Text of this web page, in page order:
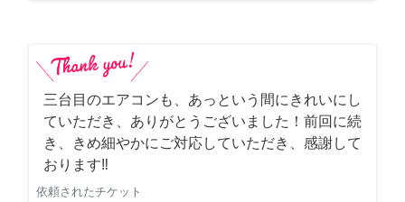
三台目のエアコンも、あっという間にきれいにし
ていただき、ありがとうございました！前回に続
き、きめ細やかにご対応していただき、感謝して
おります‼️
依頼されたチケット